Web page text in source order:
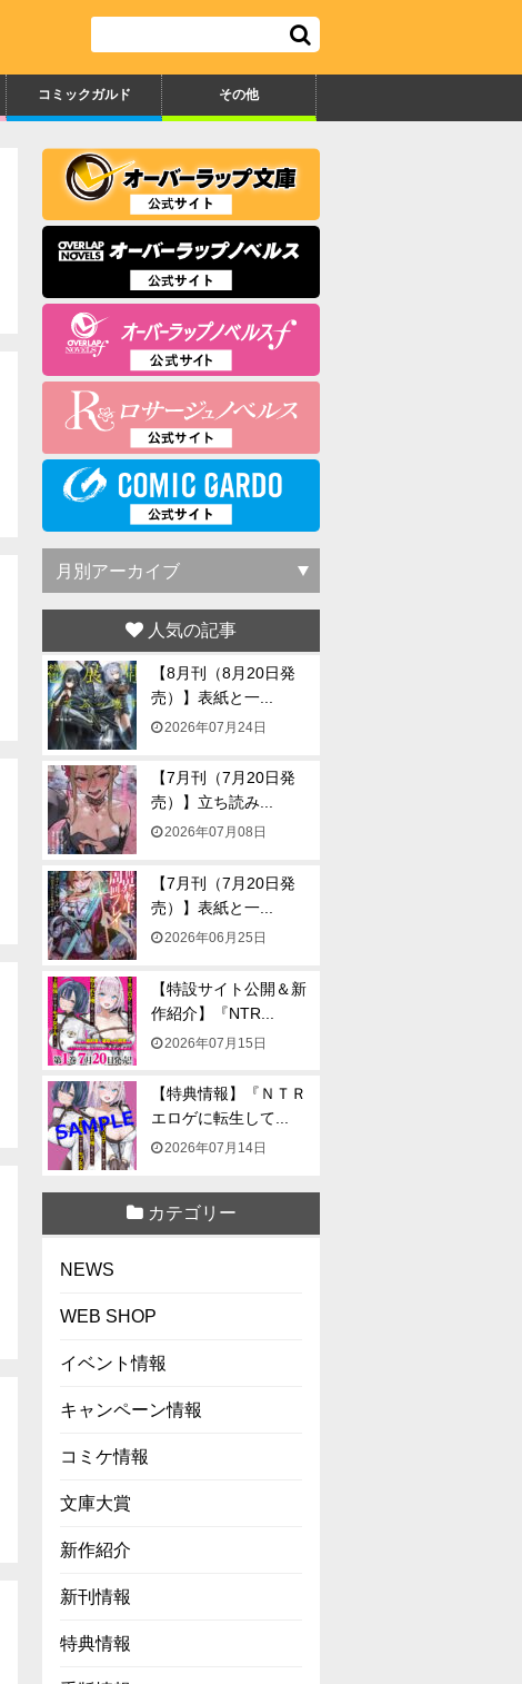
コミックガルド その他
人気の記事
【8月刊（8月20日発
売）】表紙と一...
2026年07月24日
【7月刊（7月20日発
売）】立ち読み...
2026年07月08日
【7月刊（7月20日発
売）】表紙と一...
2026年06月25日
【特設サイト公開＆新
作紹介】『NTR...
2026年07月15日
【特典情報】『ＮＴＲ
エロゲに転生して...
2026年07月14日
カテゴリー
NEWS
WEB SHOP
イベント情報
キャンペーン情報
コミケ情報
文庫大賞
新作紹介
新刊情報
特典情報